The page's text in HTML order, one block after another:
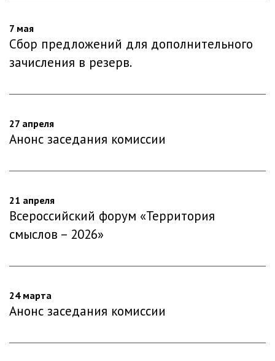
7 мая
Сбор предложений для дополнительного
зачисления в резерв.
27 апреля
Анонс заседания комиссии
21 апреля
Всероссийский форум «Территория
смыслов – 2026»
24 марта
Анонс заседания комиссии